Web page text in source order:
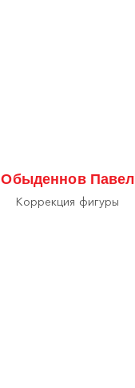
Обыденнов Павел
Коррекция фигуры